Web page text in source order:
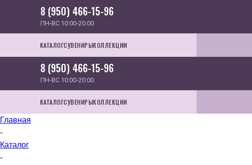
8 (950) 466-15-96
ПН-ВС 10:00-20:00
КАТАЛОГСУВЕНИРЫКОЛЛЕКЦИИ
8 (950) 466-15-96
ПН-ВС 10:00-20:00
КАТАЛОГСУВЕНИРЫКОЛЛЕКЦИИ
Главная
-
Каталог
-